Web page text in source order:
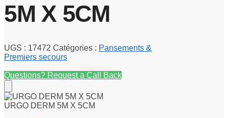
5M X 5CM
UGS : 17472 Catégories : Pansements &
Premiers secours
Questions? Request a Call Back
URGO DERM 5M X 5CM